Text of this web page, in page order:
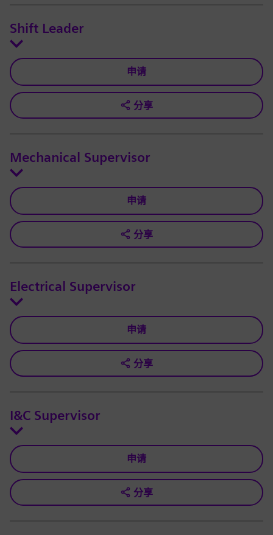
Shift Leader
申请
分享
Mechanical Supervisor
申请
分享
Electrical Supervisor
申请
分享
I&C Supervisor
申请
分享